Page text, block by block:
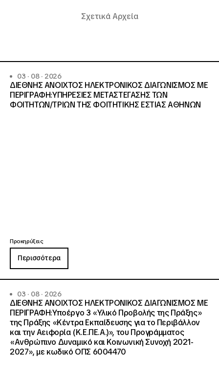
Σχετικά Αρχεία
03 · 08 · 2026
ΔΙΕΘΝΗΣ ΑΝΟΙΧΤΟΣ ΗΛΕΚΤΡΟΝΙΚΟΣ ΔΙΑΓΩΝΙΣΜΟΣ ΜΕ
ΠΕΡΙΓΡΑΦΗ:ΥΠΗΡΕΣΙΕΣ METAΣΤΕΓΑΣΗΣ ΤΩΝ
ΦΟΙΤΗΤΩΝ/ΤΡΙΩΝ ΤΗΣ ΦΟΙΤΗΤΙΚΗΣ ΕΣΤΙΑΣ ΑΘΗΝΩΝ
Προκηρύξεις
Περισσότερα
03 · 08 · 2026
ΔΙΕΘΝΗΣ ΑΝΟΙΧΤΟΣ ΗΛΕΚΤΡΟΝΙΚΟΣ ΔΙΑΓΩΝΙΣΜΟΣ ΜΕ
ΠΕΡΙΓΡΑΦΗ:Υποέργο 3 «Υλικό Προβολής της Πράξης»
της Πράξης «Κέντρα Εκπαίδευσης για το Περιβάλλον
και την Αειφορία (Κ.Ε.ΠΕ.Α.)», του Προγράμματος
«Ανθρώπινο Δυναμικό και Κοινωνική Συνοχή 2021-
2027», με κωδικό ΟΠΣ 6004470